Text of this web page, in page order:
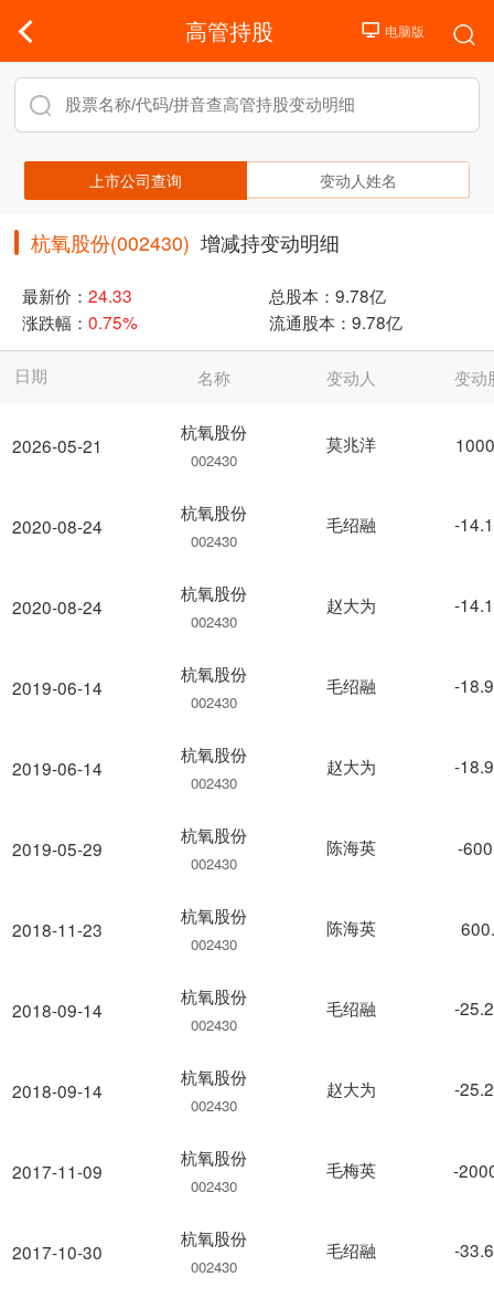
高管持股
上市公司查询 变动人姓名
杭氧股份(002430) 增减持变动明细
最新价： 24.33 总股本： 9.78亿
涨跌幅： 0.75% 流通股本： 9.78亿
日期
2026-05-21
2020-08-24
2020-08-24
2019-06-14
2019-06-14
2019-05-29
2018-11-23
2018-09-14
2018-09-14
2017-11-09
2017-10-30
名称 变动人 变动
杭氧股份
002430
莫兆洋
杭氧股份
002430
毛绍融 -
杭氧股份
002430
赵大为 -
杭氧股份
002430
毛绍融 -
杭氧股份
002430
赵大为 -
杭氧股份
002430
陈海英 -
杭氧股份
002430
陈海英
杭氧股份
002430
毛绍融 -
杭氧股份
002430
赵大为 -
杭氧股份
002430
毛梅英 -
杭氧股份
002430
毛绍融 -